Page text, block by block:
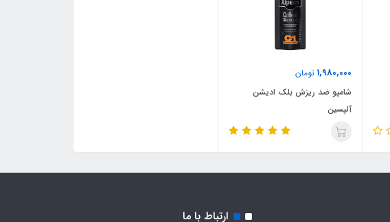
1,980,000 تومان
شامپو ضد ریزش بلک ادیشن
آلپسین
ارتباط با ما